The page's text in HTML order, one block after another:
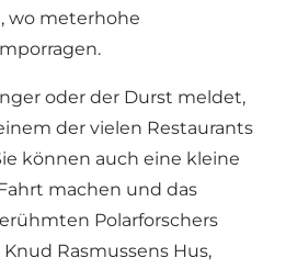
wo meterhohe
oder der Durst meldet,
der vielen Restaurants
können auch eine kleine
machen und das
Polarforschers
Knud Rasmussens Hus,